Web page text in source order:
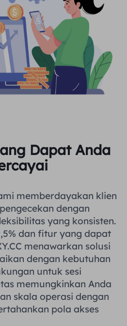
Dapat Anda
memberdayakan klien
dengan
yang konsisten.
dan fitur yang dapat
menawarkan solusi
dengan kebutuhan
untuk sesi
memungkinkan Anda
skala operasi dengan
pola akses